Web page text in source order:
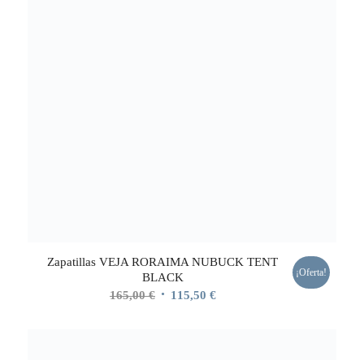
Zapatillas VEJA RORAIMA NUBUCK TENT
BLACK
165,00€ El 115,50 €El
¡Oferta!